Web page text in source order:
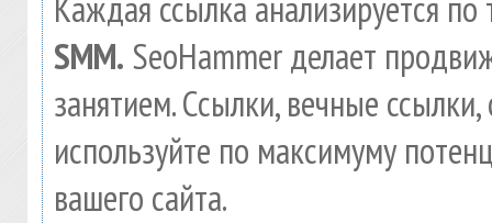
SMM. SeoHammer делает
занятием. Ссылки, вечные
используйте по максимуму
вашего сайта.